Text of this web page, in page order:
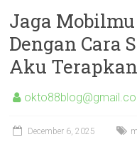
Jaga
Dengan Cara
Aku Terapkan
December 6, 2025